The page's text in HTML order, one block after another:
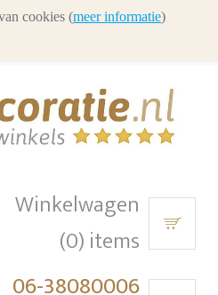
Winkelwagen
(0) items
06-38080006
cookies (meer informatie)